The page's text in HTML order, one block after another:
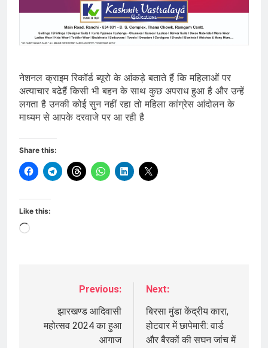
नेशनल क्राइम रिकॉर्ड ब्यूरो के आंकड़े बताते हैं कि महिलाओं पर
अत्याचार बढेहैं किसी भी बहन के साथ कुछ अपराध हुआ है और उन्हें
लगता है उनकी कोई सुन नहीं रहा तो महिला कांग्रेस आंदोलन के
माध्यम से आपके दरवाजे पर आ रही है
Share this:
Like this:
Loading…
navigation
Previous:
झारखण्ड आदिवासी
महोत्सव 2024 का हुआ
आगाज
Next:
बिरसा मुंडा केंद्रीय कारा,
होटवार में छापेमारी: वार्ड
और बैरकों की सघन जांच में